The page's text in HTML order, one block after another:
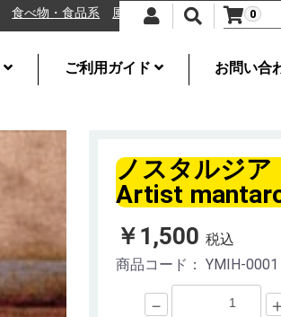
品系 風来坊の手羽先 特選一番.SHOP 通販
0
ご利用ガイド お問い合
ノスタルジ
Artist
￥1,500 税込
商品コード： YMIH-0001
－